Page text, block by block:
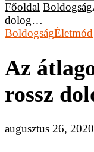
Főoldal Boldogság
dolog…
BoldogságÉletmód
Az
rossz
augusztus 26, 2020